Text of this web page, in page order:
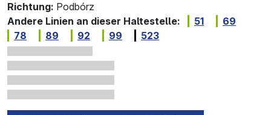
Richtung: Podbórz
Andere Linien an dieser Haltestelle:
51
69
78
89 92 99 523